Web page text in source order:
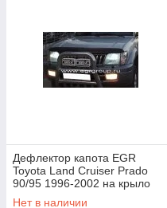
Дефлектор капота EGR
Toyota Land Cruiser Prado
90/95 1996-2002 на крыло
Нет в наличии